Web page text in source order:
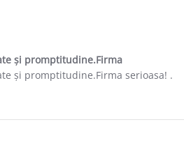
și promptitudine.Firma
și promptitudine.Firma
și promptitudine.Firma serioasa! .